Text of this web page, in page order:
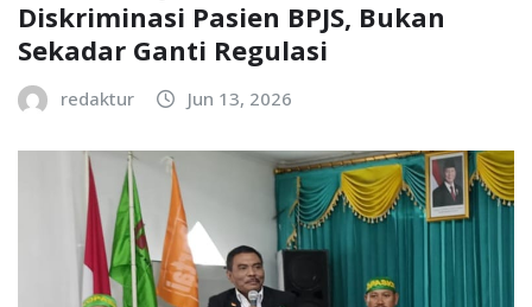
Diskriminasi Pasien BPJS, Bukan
Sekadar Ganti Regulasi
redaktur Jun 13, 2026